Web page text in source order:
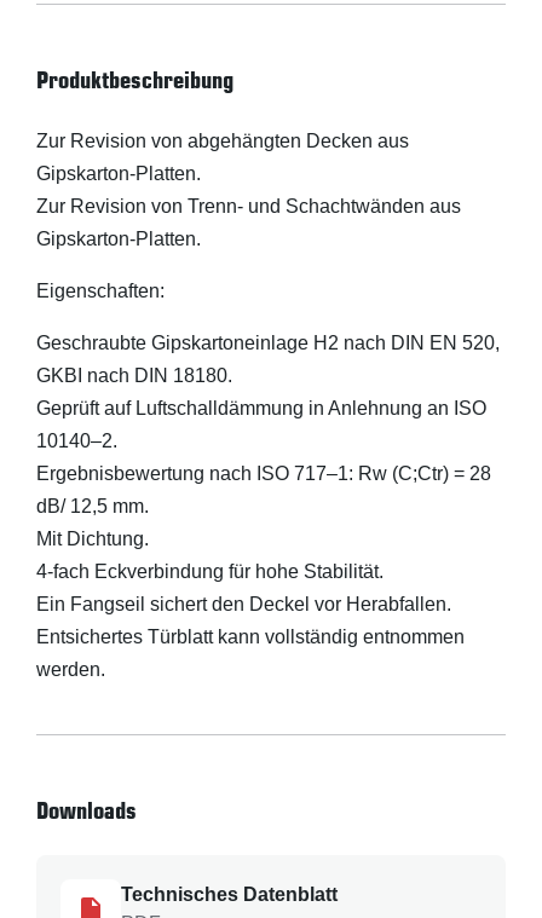
Produktbeschreibung
Zur Revision von abgehängten Decken aus
Gipskarton-Platten.
Zur Revision von Trenn- und Schachtwänden aus
Gipskarton-Platten.
Eigenschaften:
Geschraubte Gipskartoneinlage H2 nach DIN EN 520,
GKBI nach DIN 18180.
Geprüft auf Luftschalldämmung in Anlehnung an ISO
10140–2.
Ergebnisbewertung nach ISO 717–1: Rw (C;Ctr) = 28
dB/ 12,5 mm.
Mit Dichtung.
4-fach Eckverbindung für hohe Stabilität.
Ein Fangseil sichert den Deckel vor Herabfallen.
Entsichertes Türblatt kann vollständig entnommen
werden.
Downloads
Technisches Datenblatt